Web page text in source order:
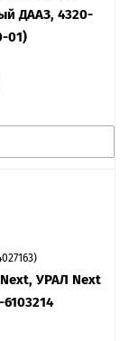
ДААЗ, 4320-
01)
УРАЛ Next